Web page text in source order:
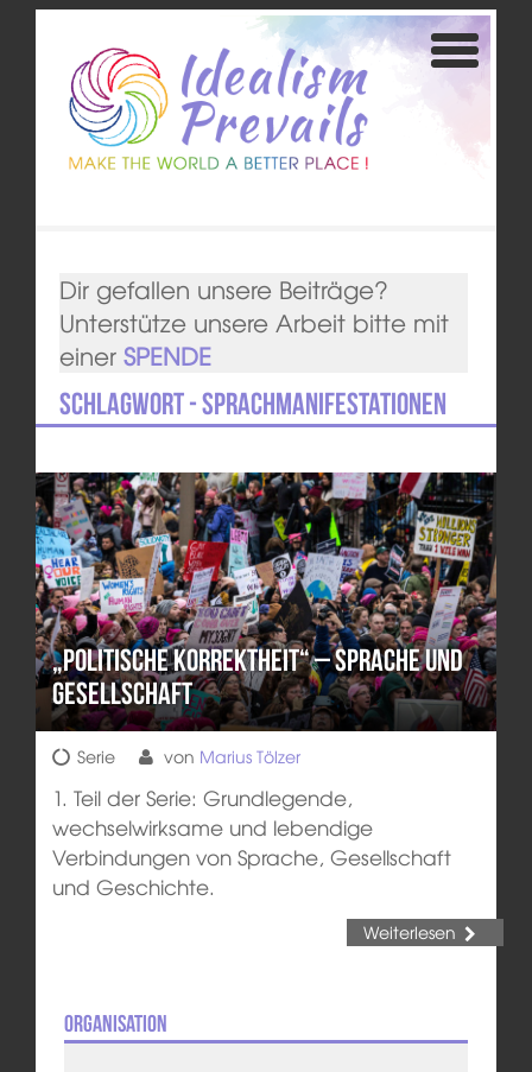
Dir gefallen unsere Beiträge?
Unterstütze unsere Arbeit bitte mit
einer SPENDE
Schlagwort - Sprachmanifestationen
„Politische Korrektheit“ – Sprache und
Gesellschaft
Serie von Marius Tölzer
1. Teil der Serie: Grundlegende,
wechselwirksame und lebendige
Verbindungen von Sprache, Gesellschaft
und Geschichte.
Weiterlesen
Organisation